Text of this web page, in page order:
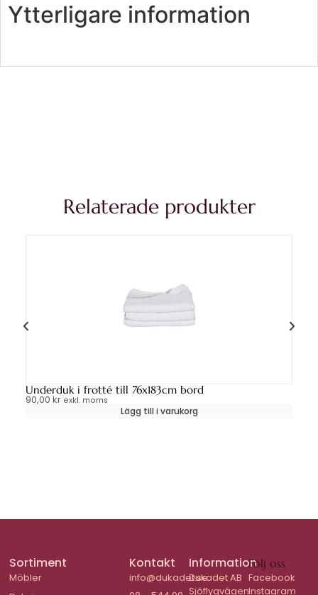
Ytterligare information
Relaterade produkter
Underduk i frotté till 76x183cm bord
90,00 kr exkl. moms
Lägg till i varukorg
Sortiment
Möbler
Kontakt
info@dukadet.se
Information
Dukadet AB
Sjöflygvägen
Följ oss
Facebook
Instagram